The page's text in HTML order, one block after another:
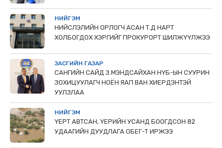
НИЙГЭМ
НИЙСЛЭЛИЙН ОРЛОГЧ АСАН Т.Д НАРТ
ХОЛБОГДОХ ХЭРГИЙГ ПРОКУРОРТ ШИЛЖҮҮЛЖЭЭ
ЗАСГИЙН ГАЗАР
САНГИЙН САЙД З.МЭНДСАЙХАН НҮБ-ЫН СУУРИН
ЗОХИЦУУЛАГЧ НОЁН ЯАП ВАН ХИЕРДЭНТЭЙ
УУЛЗЛАА
НИЙГЭМ
ҮЕРТ АВТСАН, ҮЕРИЙН УСАНД БООГДСОН 82
УДААГИЙН ДУУДЛАГА ОБЕГ-Т ИРЖЭЭ